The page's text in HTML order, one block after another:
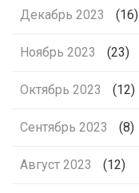
Декабрь 2023 (16)
Ноябрь 2023 (23)
Октябрь 2023 (12)
Сентябрь 2023 (8)
Август 2023 (12)